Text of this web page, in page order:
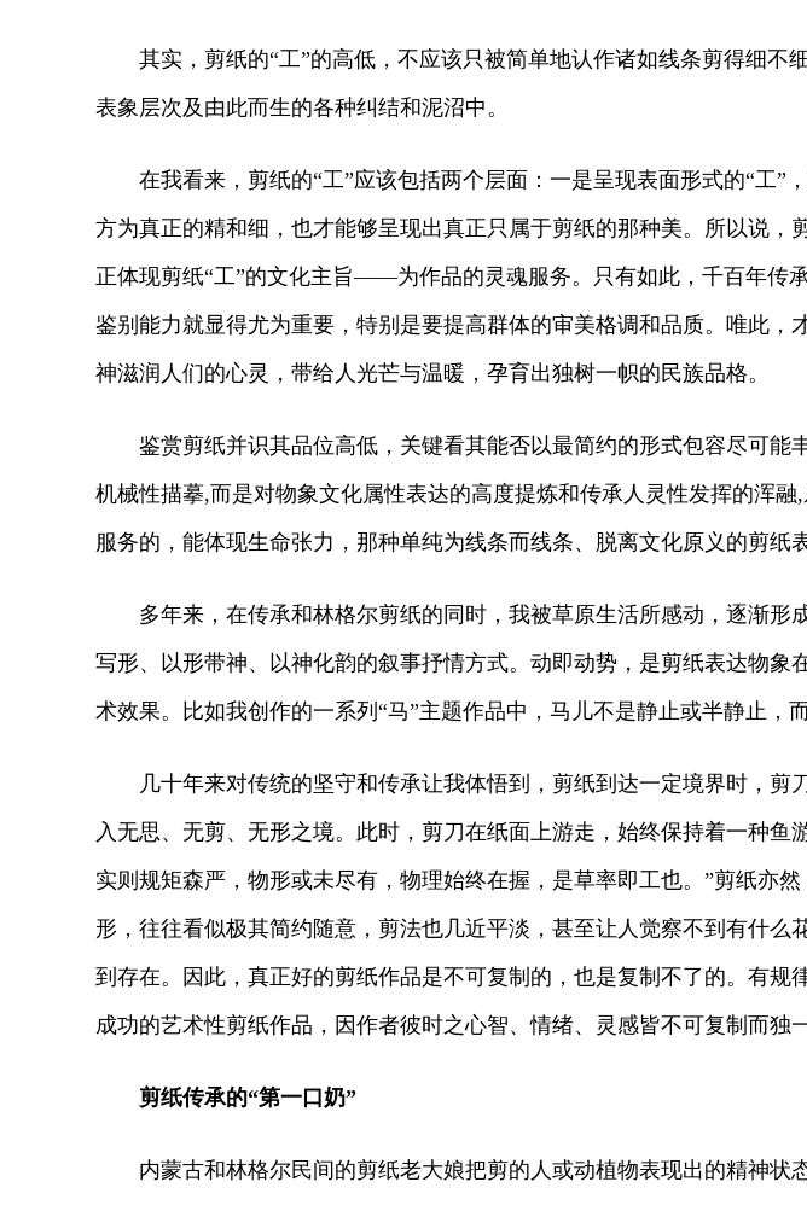
其实，剪纸的“工”的高低，不应该只被简单地认作诸如线条剪得细不
表象层次及由此而生的各种纠结和泥沼中。
在我看来，剪纸的“工”应该包括两个层面：一是呈现表面形式的“工”
方为真正的精和细，也才能够呈现出真正只属于剪纸的那种美。所以说，
正体现剪纸“工”的文化主旨——为作品的灵魂服务。只有如此，千百年传
鉴别能力就显得尤为重要，特别是要提高群体的审美格调和品质。唯此
神滋润人们的心灵，带给人光芒与温暖，孕育出独树一帜的民族品格。
鉴赏剪纸并识其品位高低，关键看其能否以最简约的形式包容尽可能
机械性描摹,而是对物象文化属性表达的高度提炼和传承人灵性发挥的浑
服务的，能体现生命张力，那种单纯为线条而线条、脱离文化原义的剪纸
多年来，在传承和林格尔剪纸的同时，我被草原生活所感动，逐渐形
写形、以形带神、以神化韵的叙事抒情方式。动即动势，是剪纸表达物
术效果。比如我创作的一系列“马”主题作品中，马儿不是静止或半静止，
几十年来对传统的坚守和传承让我体悟到，剪纸到达一定境界时，剪
入无思、无剪、无形之境。此时，剪刀在纸面上游走，始终保持着一种
实则规矩森严，物形或未尽有，物理始终在握，是草率即工也。”剪纸亦
形，往往看似极其简约随意，剪法也几近平淡，甚至让人觉察不到有什
到存在。因此，真正好的剪纸作品是不可复制的，也是复制不了的。有规
成功的艺术性剪纸作品，因作者彼时之心智、情绪、灵感皆不可复制而独
剪纸传承的“第一口奶”
内蒙古和林格尔民间的剪纸老大娘把剪的人或动植物表现出的精神状